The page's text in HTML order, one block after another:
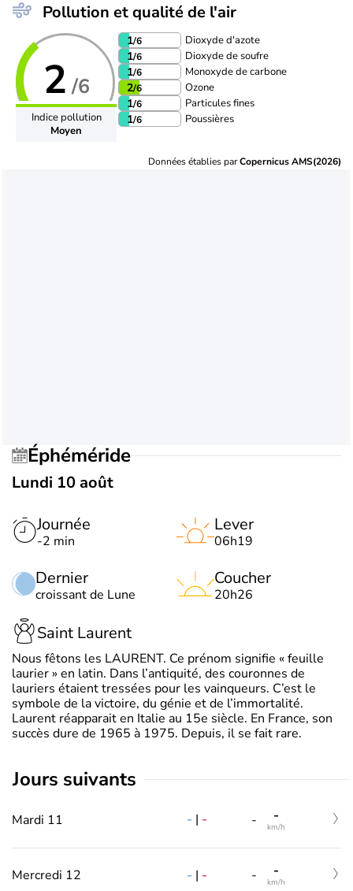
Pollution et qualité de l'air
2 /6
Indice pollution
Moyen
1/6 Dioxyde d'azote
1/6 Dioxyde de soufre
1/6 Monoxyde de carbone
2/6 Ozone
1/6 Particules fines
1/6 Poussières
Données établies parCopernicus AMS(2026)
Éphéméride
Lundi 10 août
Journée
-2 min
Dernier
croissant de Lune
Lever
06h19
Coucher
20h26
Saint Laurent
Nous fêtons les LAURENT. Ce prénom signifie « feuille
laurier » en latin. Dans l’antiquité, des couronnes de
lauriers étaient tressées pour les vainqueurs. C’est le
symbole de la victoire, du génie et de l’immortalité.
Laurent réapparait en Italie au 15e siècle. En France, son
succès dure de 1965 à 1975. Depuis, il se fait rare.
jours suivants
Mardi 11 - | - - -
km/h
Mercredi 12 - | - - -
km/h